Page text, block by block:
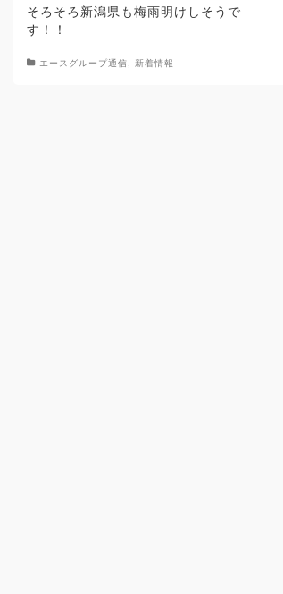
そろそろ新潟県も梅雨明けしそうで
す！！
エースグループ通信 新着情報